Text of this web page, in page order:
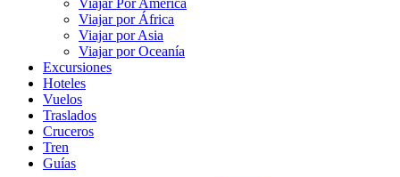
Viajar Por América
Viajar por África
Viajar por Asia
Viajar por Oceanía
Excursiones
Hoteles
Vuelos
Traslados
Cruceros
Tren
Guías